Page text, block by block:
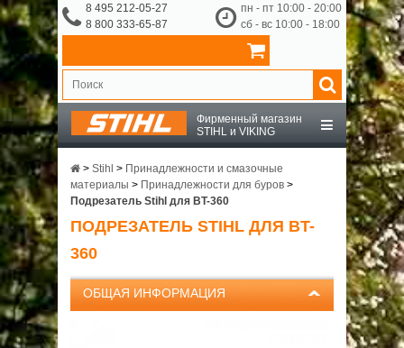
8 495 212-05-27
8 800 333-65-87
пн - пт 10:00 - 20:00
сб - вс 10:00 - 18:00
Фирменный магазин
STIHL и VIKING
STIHL
OCHSENKOPF
ПРИНАДЛЕЖНОСТИ
> Stihl > Принадлежности и смазочные
материалы > Принадлежности для буров >
Подрезатель Stihl для BT-360
ПОДРЕЗАТЕЛЬ STIHL ДЛЯ BT-
360
ОБЩАЯ ИНФОРМАЦИЯ